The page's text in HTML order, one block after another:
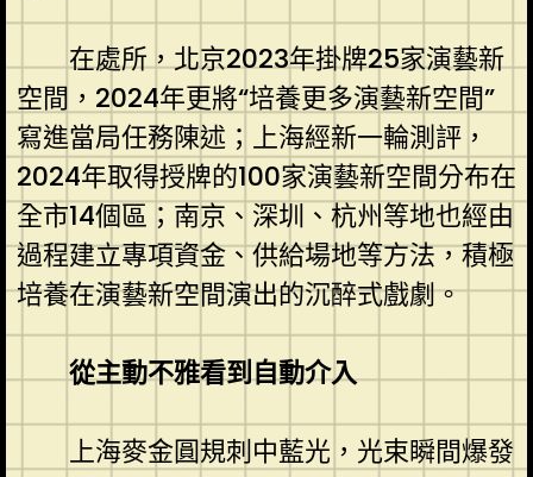
在處所，北京2023年掛牌25家演藝新
空間，2024年更將“培養更多演藝新空間”
寫進當局任務陳述；上海經新一輪測評，
2024年取得授牌的100家演藝新空間分布在
全市14個區；南京、深圳、杭州等地也經由
過程建立專項資金、供給場地等方法，積極
培養在演藝新空間演出的沉醉式戲劇。
從主動不雅看到自動介入
上海麥金圓規刺中藍光，光束瞬間爆發